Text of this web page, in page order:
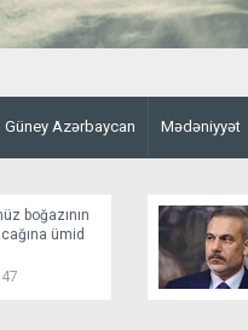
Güney Azərbaycan Mədəniyyət
boğazının
ümid